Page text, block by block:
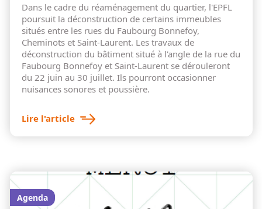
Dans le cadre du réaménagement du quartier, l'EPFL
poursuit la déconstruction de certains immeubles
situés entre les rues du Faubourg Bonnefoy,
Cheminots et Saint-Laurent. Les travaux de
déconstruction du bâtiment situé à l'angle de la rue du
Faubourg Bonnefoy et Saint-Laurent se dérouleront
du 22 juin au 30 juillet. Ils pourront occasionner
nuisances sonores et poussière.
Lire l'article
Agenda